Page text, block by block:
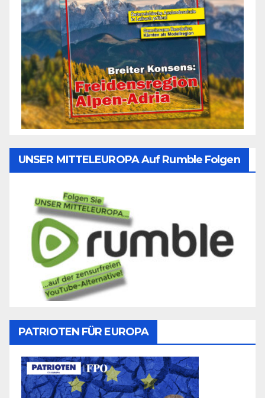
UNSER MITTELEUROPA Auf Rumble Folgen
PATRIOTEN FÜR EUROPA